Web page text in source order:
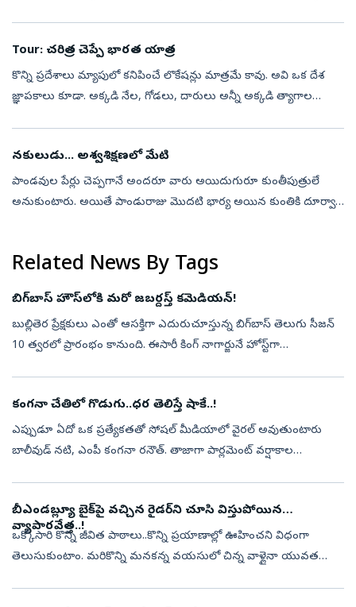
Tour: చరిత్ర చెప్పే భారత యాత్ర
కొన్ని ప్రదేశాలు మ్యాపులో కనిపించే లొకేషన్లు మాత్రమే కావు. అవి ఒక దేశ
జ్ఞాపకాలు కూడా. అక్కడి నేల, గోడలు, దారులు అన్నీ అక్కడి త్యాగాల
నకులుడు... అశ్వశిక్షణలో మేటి
పాండవుల పేర్లు చెప్పగానే అందరూ వారు అయిదుగురూ కుంతీపుత్రులే
అనుకుంటారు. అయితే పాండురాజు మొదటి భార్య అయిన కుంతికి దూర్వాస
Related News By Tags
బిగ్‌బాస్‌ హౌస్‌లోకి మరో జబర్దస్త్‌ కమెడియన్‌!
బుల్లితెర ప్రేక్షకులు ఎంతో ఆసక్తిగా ఎదురుచూస్తున్న బిగ్‌బాస్‌ తెలుగు సీజన్‌
10 త్వరలో ప్రారంభం కానుంది. ఈసారీ కింగ్‌ నాగార్జునే హోస్ట్‌గా
కంగనా చేతిలో గొడుగు..ధర తెలిస్తే షాకే..!
ఎప్పుడూ ఏదో ఒక ప్రత్యేకతతో సోషల్‌ మీడియాలో వైరల్‌ అవుతుంటారు
బాలీవుడ్‌ నటి, ఎంపీ కంగనా రనౌత్‌. తాజాగా పార్లమెంట్‌ వర్షాకాల
బీఎండబ్ల్యూ బైక్‌పై వచ్చిన రైడర్‌ని చూసి విస్తుపోయిన
వ్యాపారవేత్త..!
ఒక్కోసారి కొన్ని జీవిత పాఠాలు..కొన్ని ప్రయాణాల్లో ఊహించని విధంగా
తెలుసుకుంటాం. మరికొన్ని మనకన్న వయసులో చిన్న వాళ్లైనా యువత